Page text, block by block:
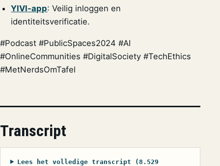
YIVI-app: Veilig inloggen en
identiteitsverificatie.
#Podcast #PublicSpaces2024 #AI
#OnlineCommunities #DigitalSociety #TechEthics
#MetNerdsOmTafel
Transcript
Lees het volledige transcript (8.529